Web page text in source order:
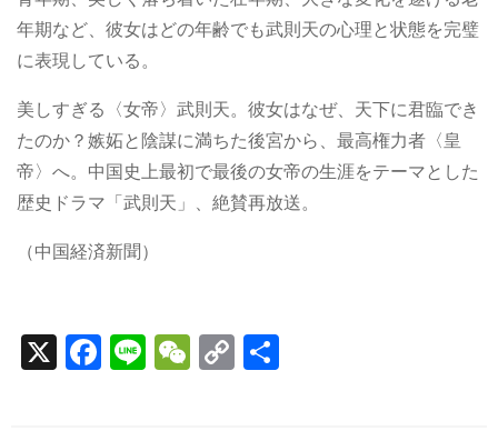
年期など、彼女はどの年齢でも武則天の心理と状態を完璧
に表現している。
美しすぎる〈女帝〉武則天。彼女はなぜ、天下に君臨でき
たのか？嫉妬と陰謀に満ちた後宮から、最高権力者〈皇
帝〉へ。中国史上最初で最後の女帝の生涯をテーマとした
歴史ドラマ「武則天」、絶賛再放送。
（中国経済新聞）
X F
a
Li
n
W
e
C
o